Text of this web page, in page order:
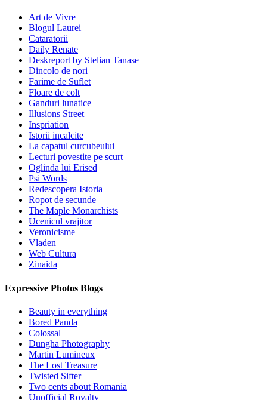
Art de Vivre
Blogul Laurei
Cataratorii
Daily Renate
Deskreport by Stelian Tanase
Dincolo de nori
Farime de Suflet
Floare de colt
Ganduri lunatice
Illusions Street
Inspriation
Istorii incalcite
La capatul curcubeului
Lecturi povestite pe scurt
Oglinda lui Erised
Psi Words
Redescopera Istoria
Ropot de secunde
The Maple Monarchists
Ucenicul vrajitor
Veronicisme
Vladen
Web Cultura
Zinaida
Expressive Photos Blogs
Beauty in everything
Bored Panda
Colossal
Dungha Photography
Martin Lumineux
The Lost Treasure
Twisted Sifter
Two cents about Romania
Unofficial Royalty